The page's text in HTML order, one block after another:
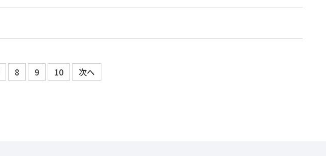
8 9 10 次へ